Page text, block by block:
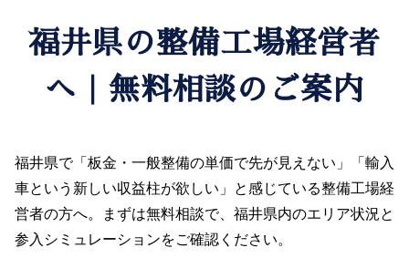
福井県の整備工場経営者
へ｜無料相談のご案内
福井県で「板金・一般整備の単価で先が見えない」「輸入
車という新しい収益柱が欲しい」と感じている整備工場経
営者の方へ。まずは無料相談で、福井県内のエリア状況と
参入シミュレーションをご確認ください。